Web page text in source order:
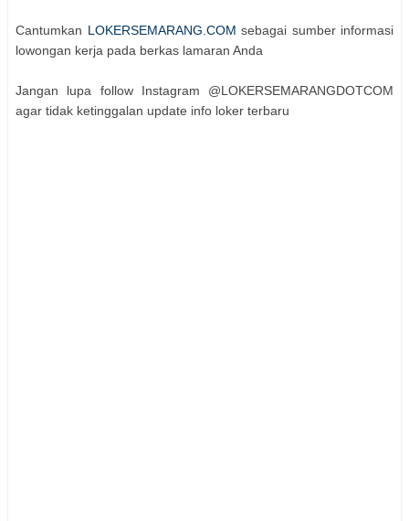
Cantumkan LOKERSEMARANG.COM sebagai sumber informasi
lowongan kerja pada berkas lamaran Anda
Jangan lupa follow Instagram @LOKERSEMARANGDOTCOM
agar tidak ketinggalan update info loker terbaru